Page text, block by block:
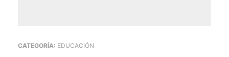
CATEGORÍA: EDUCACIÓN